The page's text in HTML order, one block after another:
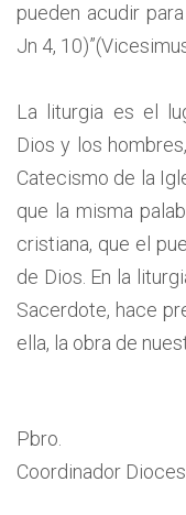
pueden acudir
Jn 4,
La liturgia es el
Dios y los
Catecismo de la
que la misma
cristiana, que el
de Dios. En la
Sacerdote, hace
ella, la obra de
Pbro.
Coordinador